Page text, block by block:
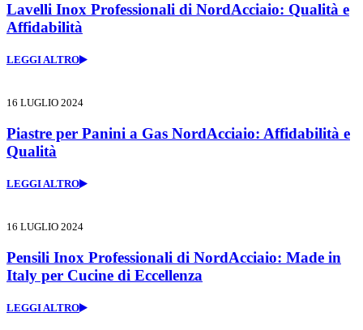
Lavelli Inox Professionali di NordAcciaio: Qualità e
Affidabilità
LEGGI ALTRO
16 LUGLIO 2024
Piastre per Panini a Gas NordAcciaio: Affidabilità e
Qualità
LEGGI ALTRO
16 LUGLIO 2024
Pensili Inox Professionali di NordAcciaio: Made in
Italy per Cucine di Eccellenza
LEGGI ALTRO